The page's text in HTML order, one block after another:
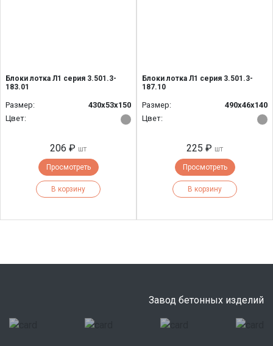
Блоки лотка Л1 серия 3.501.3-
183.01
Размер:
430х53х150
Цвет:
206 ₽ шт
Просмотреть
В корзину
Блоки лотка Л1 серия 3.501.3-
187.10
Размер:
490х46х140
Цвет:
225 ₽ шт
Просмотреть
В корзину
Завод бетонных изделий